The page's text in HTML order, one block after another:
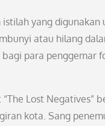
istilah yang
atau hilang
para penggemar
Lost Negatives”
kota. Sang